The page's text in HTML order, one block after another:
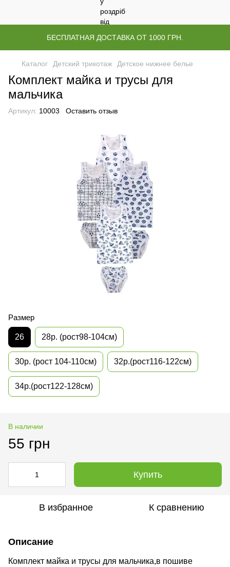
БЕСПЛАТНАЯ ДОСТАВКА ОТ 1000 ГРН.
Каталог Детский трикотаж Детское нижнее белье
Комплект майка и трусы для
мальчика
Артикул: 10003 Оставить отзыв
Размер
26 28р. (рост98-104см)
30р. (рост 104-110см) 32р.(рост116-122см)
34р.(рост122-128см)
В наличии
55 грн
Купить
В избранное К сравнению
Описание
Комплект майка и трусы для мальчика,в пошиве